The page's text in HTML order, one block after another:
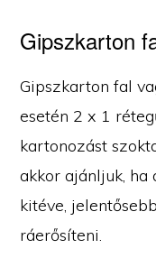
Gipszkarton
Gipszkarton fal
esetén 2 x 1
kartonozást
akkor ajánljuk, ha
kitéve,
ráerősíteni.